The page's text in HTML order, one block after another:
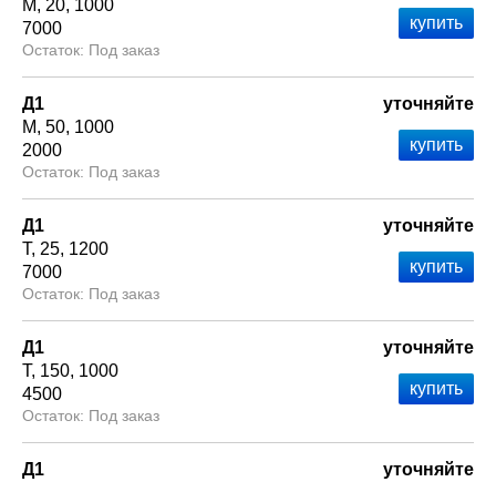
М
20 1000
7000
Под заказ
Д1
М 50 1000
2000
Под заказ
уточняйте
Д1
Т 25 1200
7000
Под заказ
уточняйте
Д1
Т 150 1000
4500
Под заказ
уточняйте
Д1
уточняйте